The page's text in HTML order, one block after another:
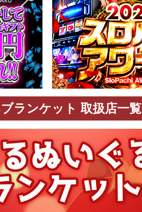
ランケット 取扱店一覧